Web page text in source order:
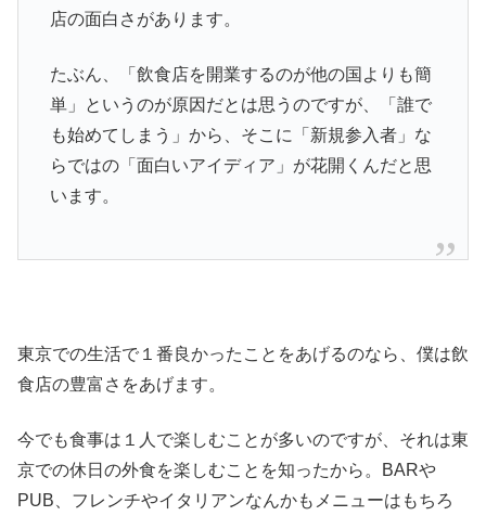
店の面白さがあります。
たぶん、「飲食店を開業するのが他の国よりも簡
単」というのが原因だとは思うのですが、「誰で
も始めてしまう」から、そこに「新規参入者」な
らではの「面白いアイディア」が花開くんだと思
います。
東京での生活で１番良かったことをあげるのなら、僕は飲
食店の豊富さをあげます。
今でも食事は１人で楽しむことが多いのですが、それは東
京での休日の外食を楽しむことを知ったから。BARや
PUB、フレンチやイタリアンなんかもメニューはもちろ